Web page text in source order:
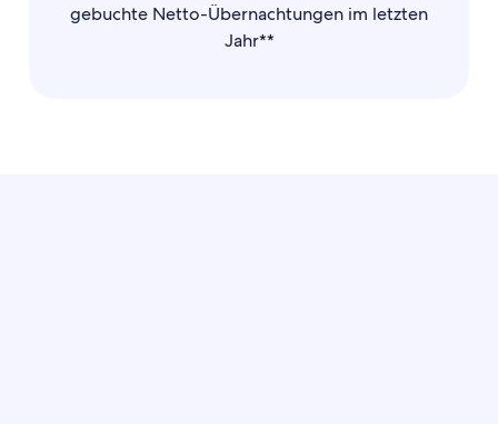
gebuchte Netto-Übernachtungen im letzten
Jahr**